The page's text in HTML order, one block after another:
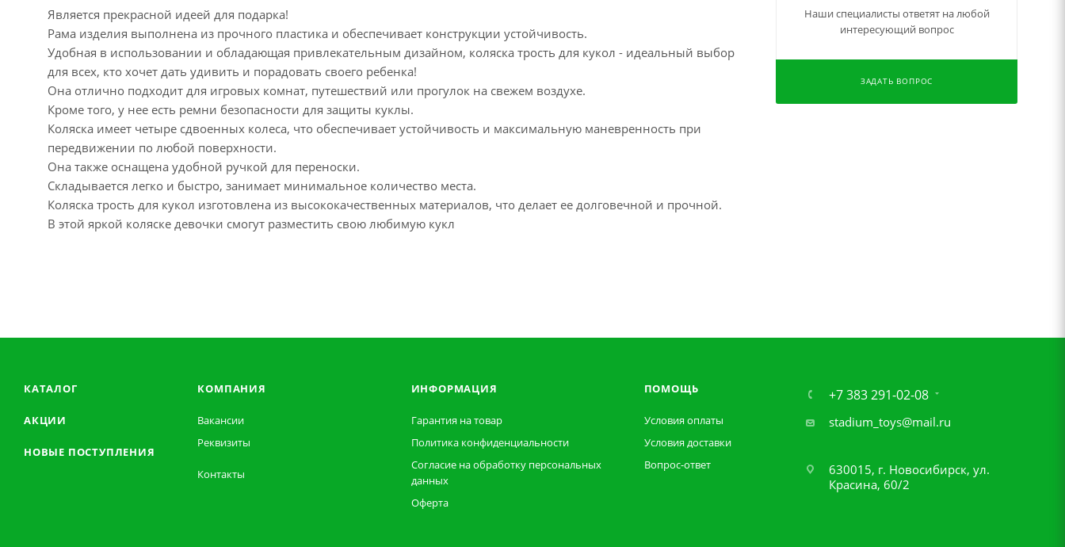
Является прекрасной идеей для подарка!
Рама изделия выполнена из прочного пластика и обеспечивает конструкции устойчивость.
Удобная в использовании и обладающая привлекательным дизайном, коляска трость для кукол - идеальный выбор
для всех, кто хочет дать удивить и порадовать своего ребенка!
Она отлично подходит для игровых комнат, путешествий или прогулок на свежем воздухе.
Кроме того, у нее есть ремни безопасности для защиты куклы.
Коляска имеет четыре сдвоенных колеса, что обеспечивает устойчивость и максимальную маневренность при
передвижении по любой поверхности.
Она также оснащена удобной ручкой для переноски.
Складывается легко и быстро, занимает минимальное количество места.
Коляска трость для кукол изготовлена из высококачественных материалов, что делает ее долговечной и прочной.
В этой яркой коляске девочки смогут разместить свою любимую кукл
Наши специалисты ответят на любой
интересующий вопрос
ЗАДАТЬ ВОПРОС
КАТАЛОГ
АКЦИИ
НОВЫЕ ПОСТУПЛЕНИЯ
КОМПАНИЯ
Вакансии
Реквизиты
Контакты
ИНФОРМАЦИЯ
Гарантия на товар
Политика конфиденциальности
Согласие на обработку персональных
данных
Оферта
ПОМОЩЬ
Условия оплаты
Условия доставки
Вопрос-ответ
+7 383 291-02-08
stadium_toys@mail.ru
630015, г. Новосибирск, ул.
Красина, 60/2